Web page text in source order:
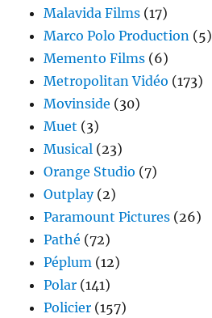
Malavida Films (17)
Marco Polo Production (5)
Memento Films (6)
Metropolitan Vidéo (173)
Movinside (30)
Muet (3)
Musical (23)
Orange Studio (7)
Outplay(2)
Paramount Pictures (26)
Pathé (72)
Péplum (12)
Polar (141)
Policier (157)